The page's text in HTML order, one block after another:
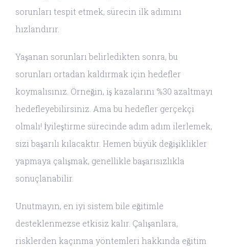
sorunları tespit etmek, sürecin ilk adımını
hızlandırır.
Yaşanan sorunları belirledikten sonra, bu
sorunları ortadan kaldırmak için hedefler
koymalısınız. Örneğin, iş kazalarını %30 azaltmayı
hedefleyebilirsiniz. Ama bu hedefler gerçekçi
olmalı! İyileştirme sürecinde adım adım ilerlemek,
sizi başarılı kılacaktır. Hemen büyük değişiklikler
yapmaya çalışmak, genellikle başarısızlıkla
sonuçlanabilir.
Unutmayın, en iyi sistem bile eğitimle
desteklenmezse etkisiz kalır. Çalışanlara,
risklerden kaçınma yöntemleri hakkında eğitim